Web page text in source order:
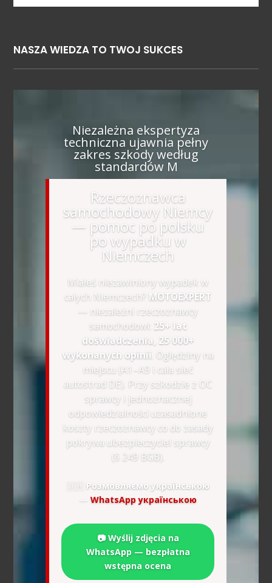
NASZA WIEDZA TO TWOJ SUKCES
Niezależna ekspertyza
techniczna ujawnia pełny
zakres szkody według
standardów M
Rzeczoznawca
samochodowy Niemcy
— pomoc po polsku
po wypadku w
Niemczech
Miałeś niezawiniony wypadek w
całych Niemczech? MOTOEXPERT
— niezależni rzeczoznawcy
samochodowi: 25+ lat
doświadczenia, 25 000+
wykonanych opinii . Oględziny na
miejscu (A1–A9 i cała sieć
autostrad DE). Przy szkodzie z OC
sprawcy i jednoznacznej
odpowiedzialności uzasadnione
koszty rzeczoznawcy co do zasady
pokrywa ubezpieczyciel sprawcy
(§ 249 BGB).
🇺🇦 Розмовляємо українською
— WhatsApp українською
📷 Wyślij zdjęcia na
WhatsApp — bezpłatna
wstępna ocena